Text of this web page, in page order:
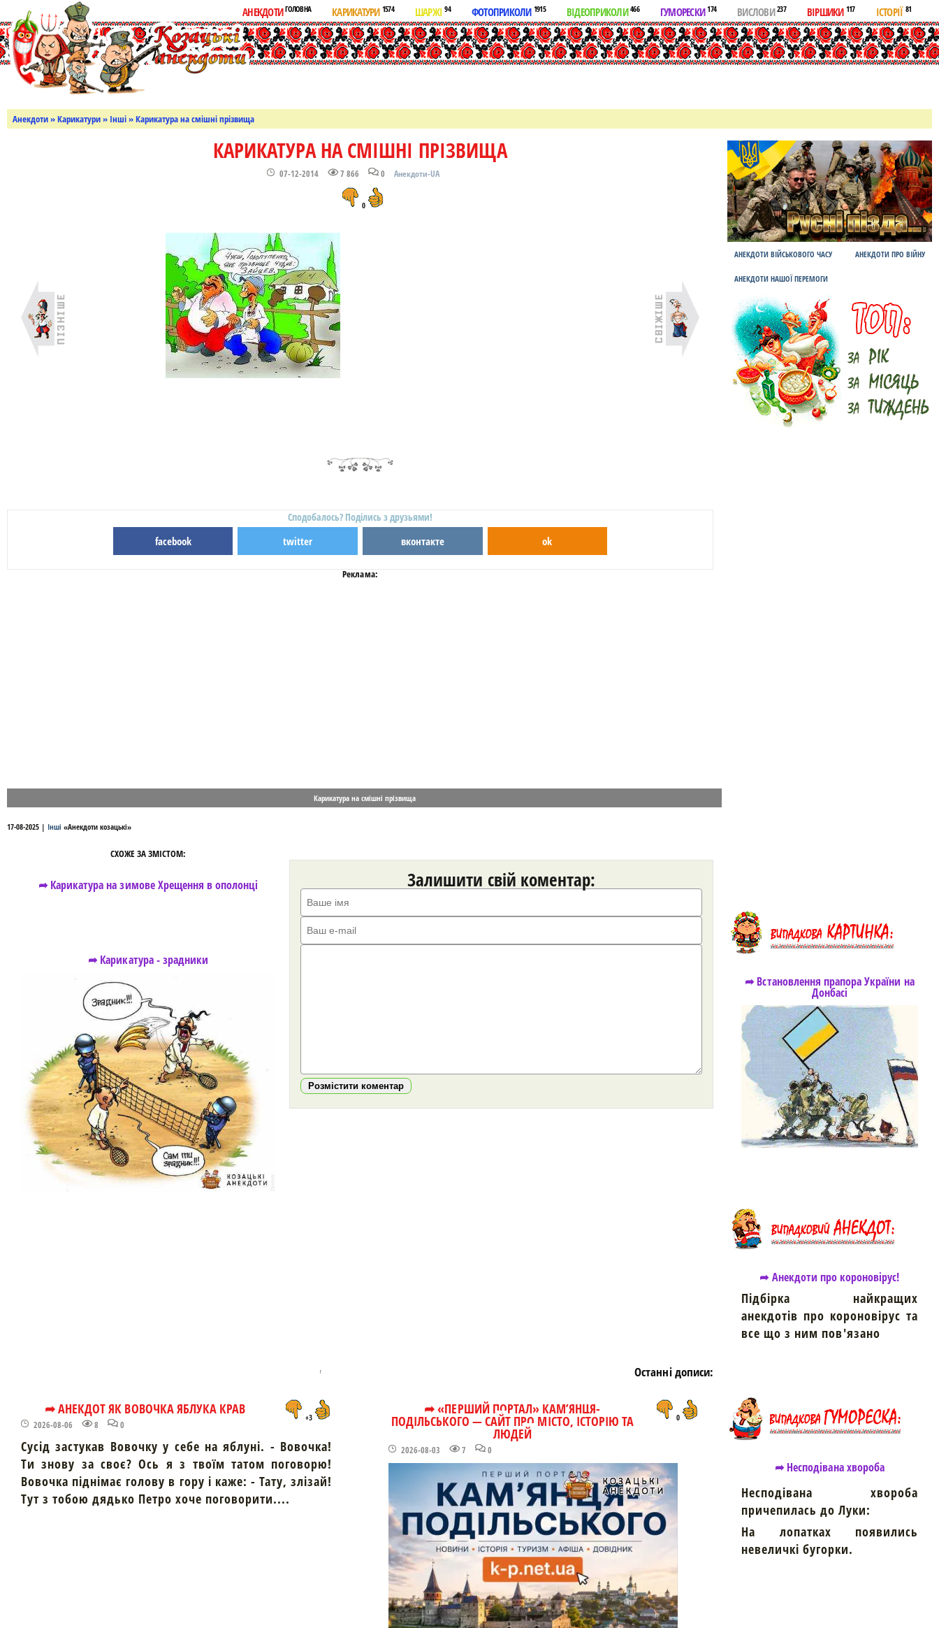
АНЕКДОТИГОЛОВНА КАРИКАТУРИ 1574 ШАРЖІ94 ФОТОПРИКОЛИ 1915 ВІДЕОПРИКОЛИ466 ГУМОРЕСКИ174 ВИСЛОВИ237 ВІРШИКИ 117 ІСТОРІЇ 81
Анекдоти»Карикатури» Інші» Карикатура на смішні прізвища
КАРИКАТУРА НА СМІШНІ ПРІЗВИЩА
07-12-2014 7 866 0 Анекдоти-UA
0
Сподобалось? Поділись з друзьями!
facebook twitter вконтакте ok
Реклама:
Карикатура на смішні прізвища
17-08-2025 | Інші «Анекдоти козацькі»
СХОЖЕ ЗА ЗМІСТОМ:
➦ Карикатура на зимове Хрещення в ополонці
➦ Карикатура - зрадники
Залишити свій коментар:
Розмістити коментар
Останні дописи:
➦ АНЕКДОТ ЯК ВОВОЧКА ЯБЛУКА КРАВ
2026-08-06 8 0
+3
Сусід застукав Вовочку у себе на яблуні. - Вовочка!
Ти знову за своє? Ось я з твоїм татом поговорю!
Вовочка піднімає голову в гору і каже: - Тату, злізай!
Тут з тобою дядько Петро хоче поговорити....
➦ «ПЕРШИЙ ПОРТАЛ» КАМ’ЯНЦЯ-
ПОДІЛЬСЬКОГО — САЙТ ПРО МІСТО, ІСТОРІЮ ТА
ЛЮДЕЙ
2026-08-03 7 0
0
АНЕКДОТИ ВІЙСЬКОВОГО ЧАСУ АНЕКДОТИ ПРО ВІЙНУ
АНЕКДОТИ НАШОЇ ПЕРЕМОГИ
➦ Встановлення прапора України на
Донбасі
➦ Анекдоти про короновірус!
Підбірка найкращих
анекдотів про короновірус та
все що з ним пов'язано
➦ Несподівана хвороба
Несподівана хвороба
причепилась до Луки:
На лопатках появились
невеличкі бугорки.